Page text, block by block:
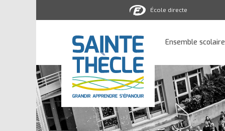
scolaire
Sainte-
Thècle
Ensemble scolaire
École directe